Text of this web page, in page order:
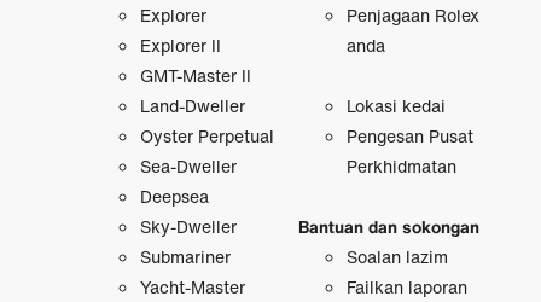
Explorer
Explorer II
GMT-Master II
Land-Dweller
Oyster Perpetual
Sea-Dweller
Deepsea
Sky-Dweller
Submariner
Yacht-Master
Penjagaan Rolex
anda
Lokasi kedai
Pengesan Pusat
Perkhidmatan
Bantuan dan sokongan
Soalan lazim
Failkan laporan